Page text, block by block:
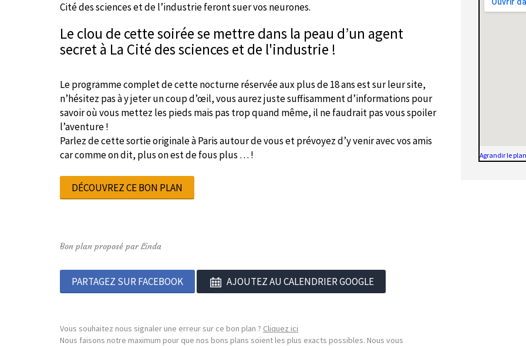
Cité des sciences et de l’industrie feront suer vos neurones.
Le clou de cette soirée se mettre dans la peau d’un agent
secret à La Cité des sciences et de l'industrie !
Le programme completde cette nocturne réservée aux plus de 18 ansest sur leur site,
n’hésitez pas à y jeter un coup d’œil, vous aurez juste suffisamment d’informations pour
savoir où vous mettez les pieds mais pas trop quand même, il ne faudrait pas vous spoiler
l’aventure !
Parlez de cette sortie originale à Paris autour de vous et prévoyez d’y venir avec vos amis
car comme on dit, plus on est de fous plus … !
DÉCOUVREZ CE BON PLAN
Bon plan proposé par Linda
PARTAGEZ SUR FACEBOOK AJOUTEZ AU CALENDRIER GOOGLE
Vous souhaitez nous signaler une erreur sur ce bon plan ? Cliquez ici
Nous faisons notre maximum pour que nos bons plans soient les plus exacts possibles. Nous vous
Agrandir le plan